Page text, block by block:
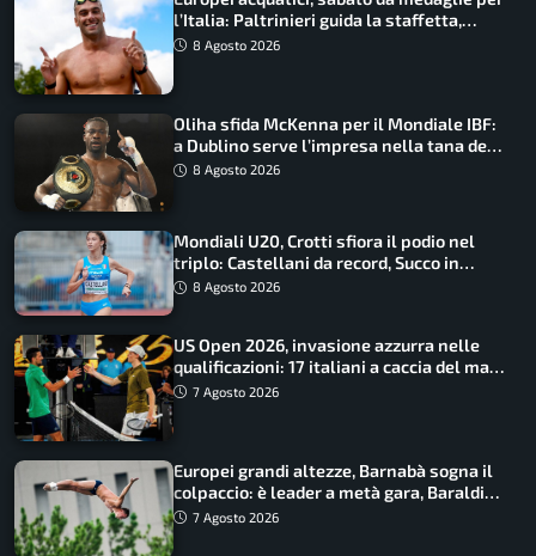
l’Italia: Paltrinieri guida la staffetta,
Barnabà sogna l’oro dalle grandi altezze
8 Agosto 2026
Oliha sfida McKenna per il Mondiale IBF:
a Dublino serve l’impresa nella tana del
lupo8 Agosto 2026
Mondiali U20, Crotti sfiora il podio nel
triplo: Castellani da record, Succo in
finale
8 Agosto 2026
US Open 2026, invasione azzurra nelle
qualificazioni: 17 italiani a caccia del main
draw7 Agosto 2026
Europei grandi altezze, Barnabà sogna il
colpaccio: è leader a metà gara, Baraldi
ancora in corsa
7 Agosto 2026